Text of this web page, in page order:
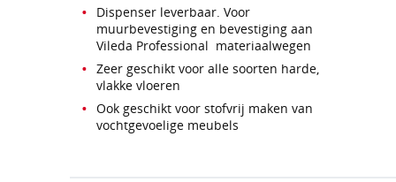
Dispenser leverbaar. Voor
muurbevestiging en bevestiging aan
Vileda Professional materiaalwegen
Zeer geschikt voor alle soorten harde,
vlakke vloeren
Ook geschikt voor stofvrij maken van
vochtgevoelige meubels